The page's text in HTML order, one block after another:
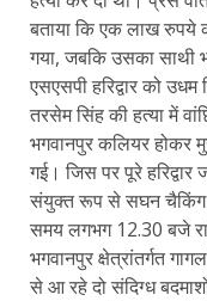
बताया कि एक लाख रुपये
गया, जबकि उसका साथी
एसएसपी हरिद्वार को उधम
तरसेम सिंह की हत्या में
भगवानपुर कलियर होकर
गई। जिस पर पूरे
संयुक्त रूप से सघन चैकिंग
समय लगभग 12.30 बजे
भगवानपुर क्षेत्रांतर्गत
से आ रहे दो संदिग्ध